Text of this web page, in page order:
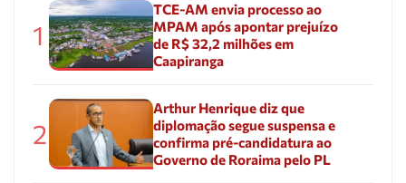
1
TCE-AM envia processo ao
MPAM após apontar prejuízo
de R$ 32,2 milhões em
Caapiranga
2
Arthur Henrique diz que
diplomação segue suspensa e
confirma pré-candidatura ao
Governo de Roraima pelo PL